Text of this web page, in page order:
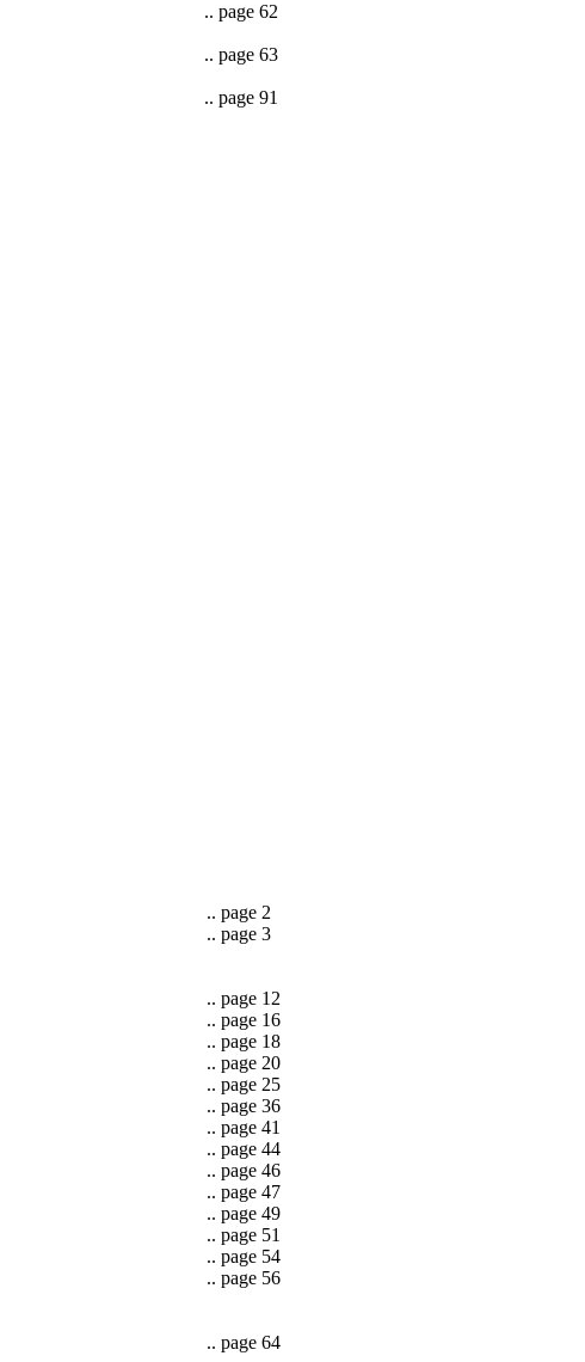
.. page 62
.. page 63
.. page 91
.. page 2
.. page 3
.. page 12
.. page 16
.. page 18
.. page 20
.. page 25
.. page 36
.. page 41
.. page 44
.. page 46
.. page 47
.. page 49
.. page 51
.. page 54
.. page 56
.. page 64